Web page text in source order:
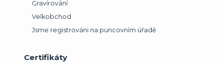
Gravírování
Velkobchod
Jsme registrováni na puncovním úřadě
Certifikáty